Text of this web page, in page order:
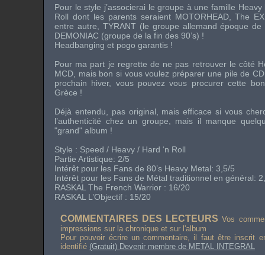
Pour le style j’associerai le groupe à une famille Heavy
Roll dont les parents seraient MOTORHEAD,The
entre autre, TYRANT(le groupe allemand époque de
DEMONIAC (groupe de la fin des 90’s) !
Headbanging et pogo garantis !
Pour ma part je regrette de ne pas retrouver le côté
MCD, mais bon si vous voulez préparer une pile de
prochain hiver, vous pouvez vous procurer cette
Grèce !
Déjà entendu, pas original, mais efficace si vous
l’authenticité chez un groupe, mais il manque
"grand" album !
Style : Speed / Heavy / Hard ‘n Roll
Partie Artistique: 2/5
Intérêt pour les Fans de 80’s Heavy Metal: 3,5/5
Intérêt pour les Fans de Métal traditionnel en général:
RASKAL The French Warrior : 16/20
RASKAL L’Objectif : 15/20
COMMENTAIRES DES LECTEURS Vos
impressions sur la chronique et sur l'album
Pour pouvoir écrire un commentaire, il faut être inscrit
identifié (Gratuit) Devenir membre de METAL INTEGRAL